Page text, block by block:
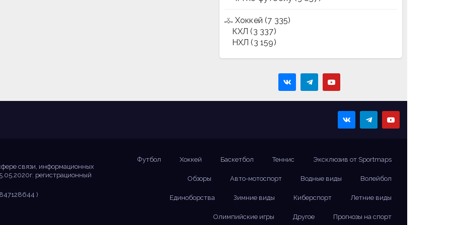
Хоккей (7 335)
КХЛ (3 337)
НХЛ (3 159)
связи, информационных
регистрационный
)
Футбол Хоккей Баскетбол Теннис Эксклюзив от Sportmaps
Обзоры Авто-мотоспорт Водные виды Волейбол
Единоборства Зимние виды Киберспорт Летние виды
Олимпийские игры Другое Прогнозы на спорт